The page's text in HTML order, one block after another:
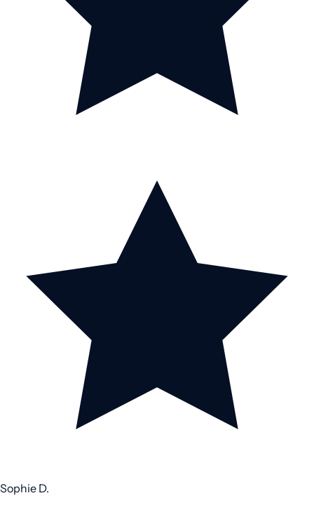
Sophie D.